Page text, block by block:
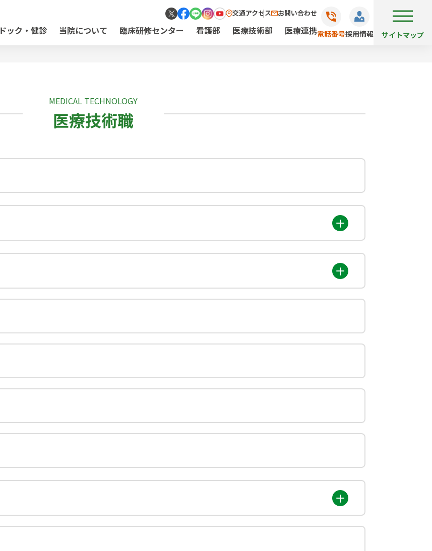
交通アクセス お問い合わせ
ドック・健診 当院について 臨床研修センター 看護部 医療技術部 医療連携電話番号採用情報 サイトマップ
MEDICAL TECHNOLOGY
医療技術職